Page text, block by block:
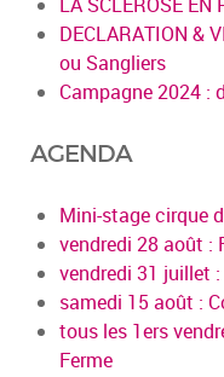
DECLARATION &
ou Sangliers
Campagne 2024 :
AGENDA
Mini-stage cirque
vendredi 28 août :
vendredi 31 juillet
samedi 15 août :
tous les 1ers
Ferme